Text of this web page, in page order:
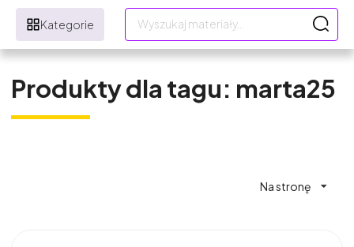
Kategorie
Produkty dla tagu: marta25
Na stronę